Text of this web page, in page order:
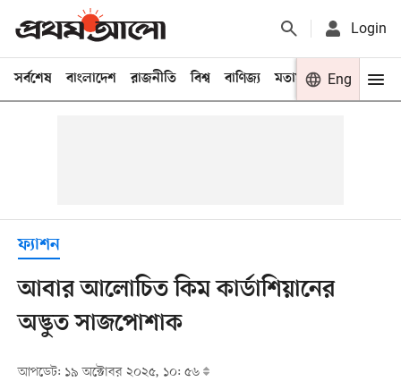
Login
সর্বশেষ বাংলাদেশ রাজনীতি বিশ্ব বাণিজ্য মতামত খেলা
Eng
ফ্যাশন
আবার আলোচিত কিম কার্ডাশিয়ানের
অদ্ভুত সাজপোশাক
আপডেট: ১৯ অক্টোবর ২০২৫, ১০: ৫৬